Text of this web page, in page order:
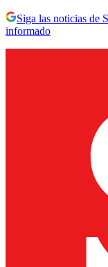
Siga las noticias de
informado